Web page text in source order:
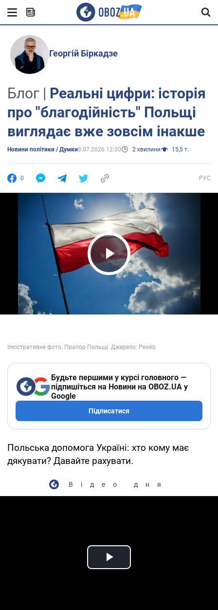
Георгій Біркадзе
Блог | Реальні цифри: історія
про "благодійність" Польщі
виглядає вже зовсім інакше
Новини політики / Думки8.07.2026 12:30 2 хвилини 15,5 т.
0 РУС
Play Video
Будьте першими у курсі головного —
підпишіться на Новини на OBOZ.UA у
Google
Підписатися
Польська допомога Україні: хто кому має
дякувати? Давайте рахувати.
Відео дня
Play Video